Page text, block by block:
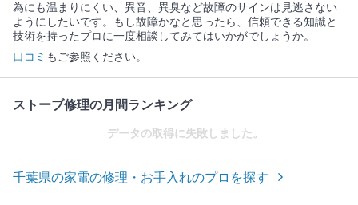
為にも温まりにくい、異音、異臭など故障のサインは見逃さない
ようにしたいです。もし故障かなと思ったら、信頼できる知識と
技術を持ったプロに一度相談してみてはいかがでしょうか。
口コミ もご参照ください。
ストーブ修理の月間ランキング
データの取得に失敗しました。
千葉県の家電の修理・お手入れのプロを探す